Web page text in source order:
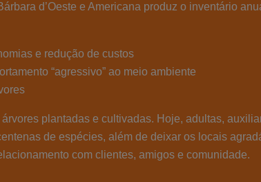
d’Oeste e Americana produz o inventário
e redução de custos
“agressivo” ao meio ambiente
plantadas e cultivadas. Hoje, adultas,
de espécies, além de deixar os locais
com clientes, amigos e comunidade.